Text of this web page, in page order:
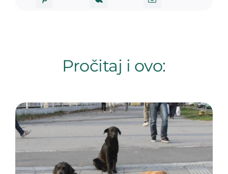
Pročitaj i ovo: